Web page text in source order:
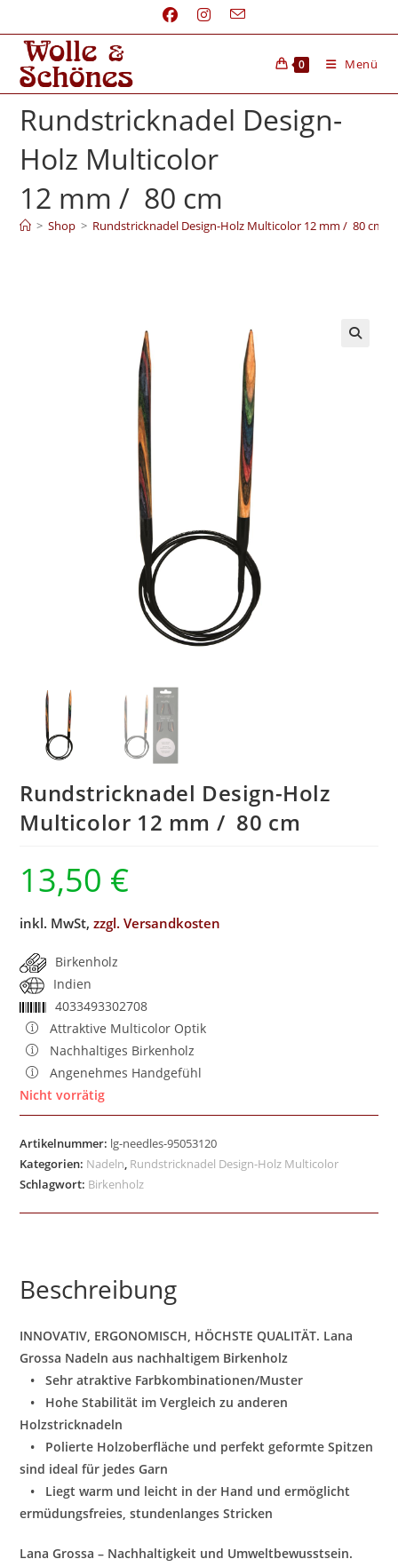
0 Menü
Rundstricknadel Design-
Holz Multicolor
12 mm / 80 cm
> Shop > Rundstricknadel Design-Holz Multicolor 12 mm / 80 cm
Rundstricknadel Design-Holz
Multicolor 12 mm / 80 cm
13,50 €
inkl. MwSt,zzgl. Versandkosten
Birkenholz
Indien
4033493302708
Attraktive Multicolor Optik
Nachhaltiges Birkenholz
Angenehmes Handgefühl
Nicht vorrätig
Artikelnummer: lg-needles-95053120
Kategorien: Nadeln, Rundstricknadel Design-Holz Multicolor
Schlagwort: Birkenholz
Beschreibung
INNOVATIV, ERGONOMISCH, HÖCHSTE QUALITÄT. Lana
Grossa Nadeln aus nachhaltigem Birkenholz
• Sehr atraktive Farbkombinationen/Muster
• Hohe Stabilität im Vergleich zu anderen
Holzstricknadeln
• Polierte Holzoberfläche und perfekt geformte Spitzen
sind ideal für jedes Garn
• Liegt warm und leicht in der Hand und ermöglicht
ermüdungsfreies, stundenlanges Stricken
Lana Grossa – Nachhaltigkeit und Umweltbewusstsein.